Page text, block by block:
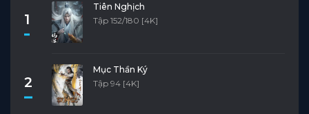
1
Tiên Nghịch
Tập 152/180 [4K]
2
Mục Thần Ký
Tập 94 [4K]